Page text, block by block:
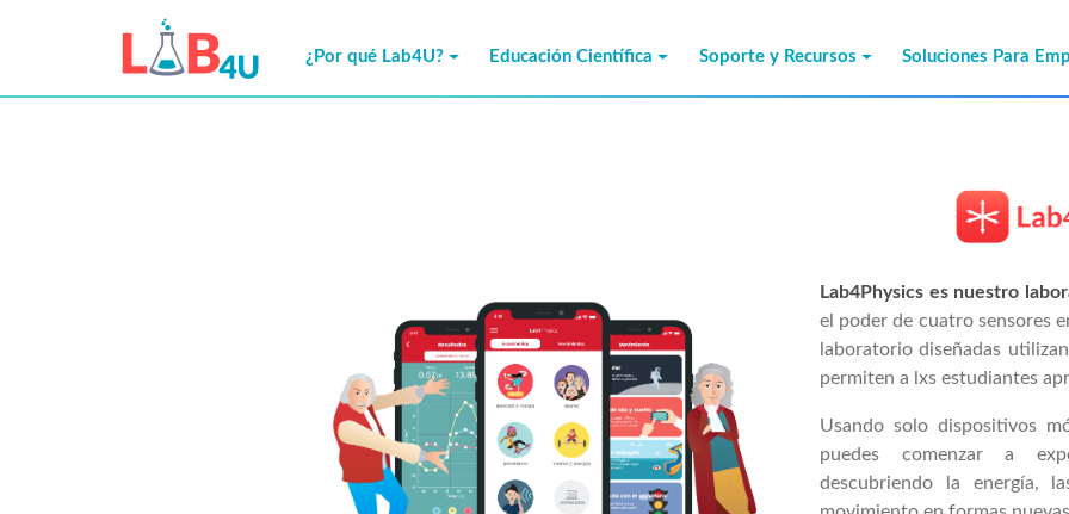
¿Por qué Lab4U? Educación Científica Soporte y Recursos Soluciones Para
Lab4Physics es nuestro
el poder de cuatro sensores
laboratorio diseñadas
permiten a lxs estudiantes
Usando solo dispositivos
puedes comenzar a
descubriendo la energía,